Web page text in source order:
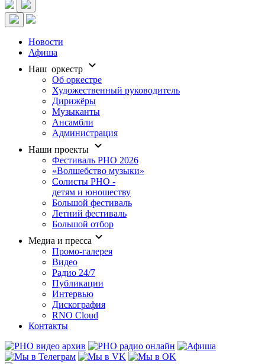
Новости
Афиша
Наш оркестр
Об оркестре
Художественный руководитель
Дирижёры
Музыканты
Ансамбли
Администрация
Наши проекты
Фестиваль РНО 2026
«Волшебство музыки»
Солисты РНО -
детям и юношеству
Большой фестиваль
Летний фестиваль
Большой отбор
Медиа и пресса
Промо-галерея
Видео
Радио 24/7
Публикации
Интервью
Дискография
RNO Cloud
Контакты